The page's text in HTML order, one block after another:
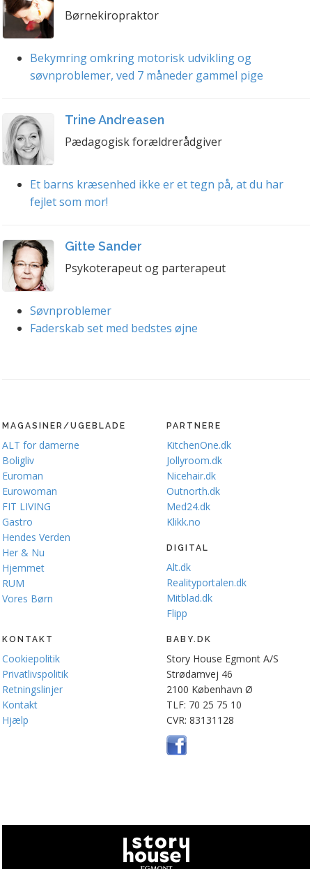
Børnekiropraktor
Bekymring omkring motorisk udvikling og
søvnproblemer, ved 7 måneder gammel pige
Trine Andreasen
Pædagogisk forældrerådgiver
Et barns kræsenhed ikke er et tegn på, at du har
fejlet som mor!
Gitte Sander
Psykoterapeut og parterapeut
Søvnproblemer
Faderskab set med bedstes øjne
MAGASINER/UGEBLADE
ALT for damerne
Boligliv
Euroman
Eurowoman
FIT LIVING
Gastro
Hendes Verden
Her & Nu
Hjemmet
RUM
Vores Børn
PARTNERE
KitchenOne.dk
Jollyroom.dk
Nicehair.dk
Outnorth.dk
Med24.dk
Klikk.no
DIGITAL
Alt.dk
Realityportalen.dk
Mitblad.dk
Flipp
KONTAKT
Cookiepolitik
Privatlivspolitik
Retningslinjer
Kontakt
Hjælp
BABY.DK
Story House Egmont A/S
Strødamvej 46
2100 København Ø
TLF: 70 25 75 10
CVR: 83131128